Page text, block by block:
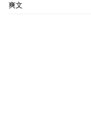
爽文